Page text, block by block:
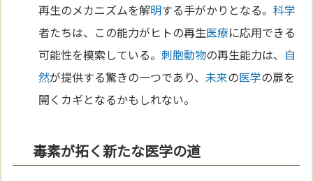
再生のメカニズムを解明する手がかりとなる。科学
者たちは、この能力がヒトの再生医療に応用できる
可能性を模索している。刺胞動物の再生能力は、 自
然が提供する驚きの一つであり、未来の医学の扉を
開くカギとなるかもしれない。
毒素が拓く新たな医学の道